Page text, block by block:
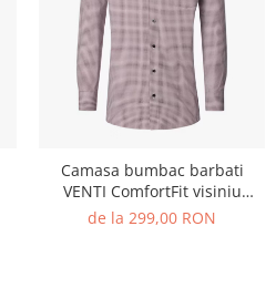
Camasa bumbac barbati
VENTI ComfortFit visiniu
cerculete
de la 299,00 RON